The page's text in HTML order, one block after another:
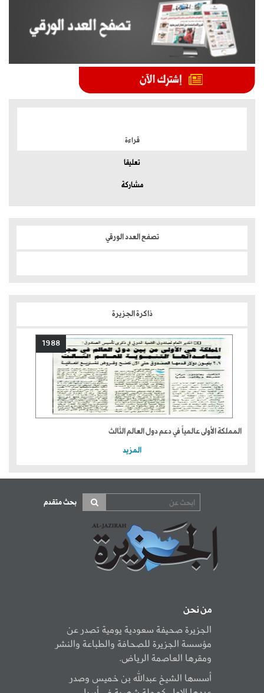
قراءة
تعليقا
مشاركة
تصفح العدد الورقي
ذاكرة الجزيرة
1988
المملكة الأولى عالمياً في دعم دول العالم الثالث
المزيد
بحث متقدم
من نحن
الجزيرة صحيفة سعودية يومية تصدر عن
مؤسسة الجزيرة للصحافة والطباعة والنشر
ومقرها العاصمة الرياض.
أسسها الشيخ عبدالله بن خميس وصدر